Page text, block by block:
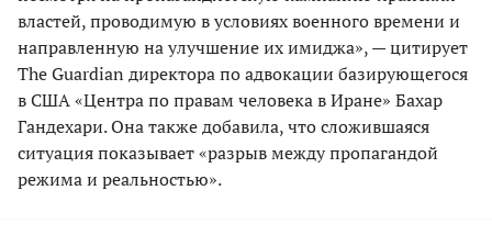
властей, проводимую в условиях военного времени и
направленную на улучшение их имиджа», — цитирует
The Guardian директора по адвокации базирующегося
в США «Центра по правам человека в Иране» Бахар
Гандехари. Она также добавила, что сложившаяся
ситуация показывает «разрыв между пропагандой
режима и реальностью».